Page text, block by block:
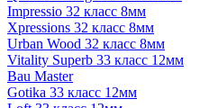
Impressio 32 класс 8мм
Xpressions 32 класс 8мм
Urban Wood 32 класс 8мм
Vitality Superb 33 класс 12мм
Bau Master
Gotika 33 класс 12мм